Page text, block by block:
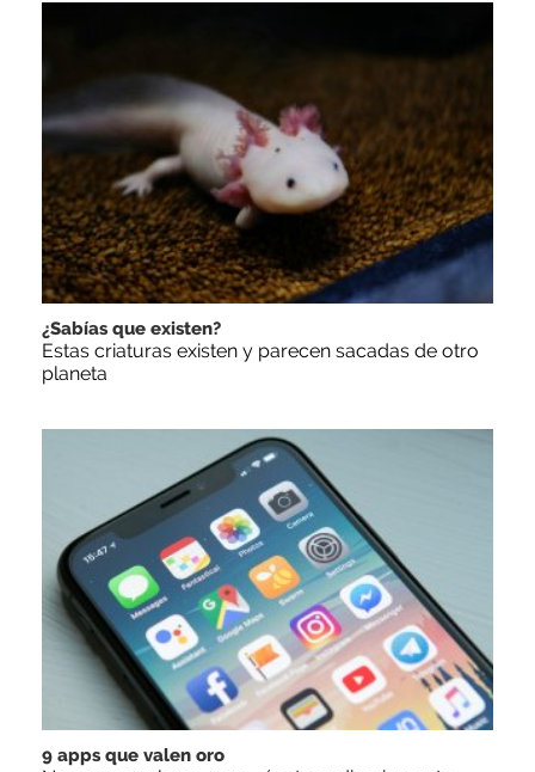
¿Sabías que existen?
Estas criaturas existen y parecen sacadas de otro
planeta
9 apps que valen oro